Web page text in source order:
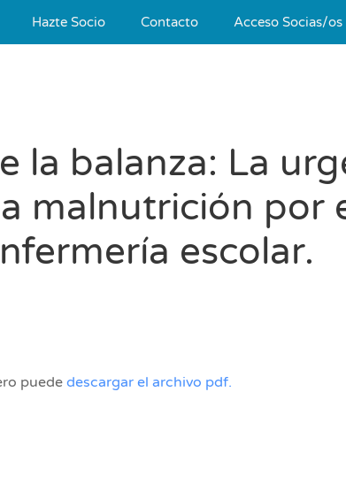
Hazte Socio Contacto Acceso Socias/os
la balanza: La
malnutrición por
escolar.
puededescargar el archivo pdf.